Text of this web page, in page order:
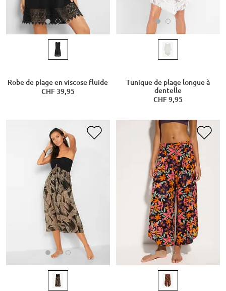
Robe de plage en viscose fluide
CHF 39,95
Tunique de plage longue à
dentelle
CHF 9,95